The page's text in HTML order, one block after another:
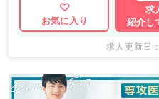
お気に入り
求
紹介し
求人更新日